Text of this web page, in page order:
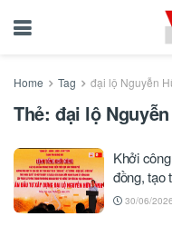
Home Tag đại lộ Nguyễn
Thẻ: đại lộ
Khởi
đồng, tạo
30/06/2026